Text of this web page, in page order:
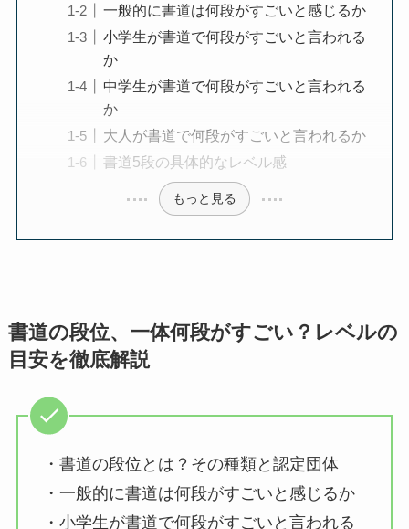
一般的に書道は何段がすごいと感じるか
小学生が書道で何段がすごいと言われる
か
中学生が書道で何段がすごいと言われる
か
大人が書道で何段がすごいと言われるか
書道5段の具体的なレベル感
もっと見る
書道の段位、一体何段がすごい？レベルの
目安を徹底解説
・書道の段位とは？その種類と認定団体
・一般的に書道は何段がすごいと感じるか
・小学生が書道で何段がすごいと言われる